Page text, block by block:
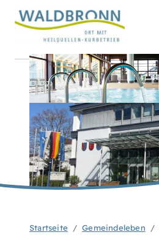
Startseite Gemeindeleben